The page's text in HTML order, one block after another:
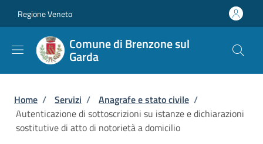
Regione Veneto
Comune di Brenzone sul
Garda
Briciole di pane
Home / Servizi / Anagrafe e stato civile /
Autenticazione di sottoscrizioni su istanze e dichiarazioni
sostitutive di atto di notorietà a domicilio